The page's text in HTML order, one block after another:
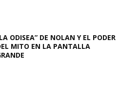
ODISEA” DE NOLAN Y EL PODER
MITO EN LA PANTALLA